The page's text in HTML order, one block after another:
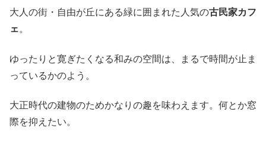
大人の街・自由が丘にある緑に囲まれた人気の古民家カフ
ェ。
ゆったりと寛ぎたくなる和みの空間は、まるで時間が止ま
っているかのよう。
大正時代の建物のためかなりの趣を味わえます。何とか窓
際を抑えたい。